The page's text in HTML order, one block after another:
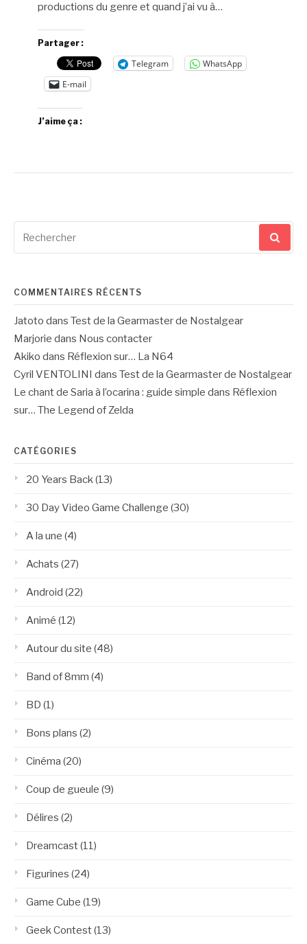
productions du genre et quand j’ai vu à…
Partager :
Telegram
WhatsApp
E-mail
J’aime ça :
pour
COMMENTAIRES RÉCENTS
Jatoto dans Test de la Gearmaster de Nostalgear
Marjorie dans Nous contacter
Akiko dans Réflexion sur… La N64
Cyril VENTOLINI dans Test de la Gearmaster de Nostalgear
Le chant de Saria à l’ocarina : guide simple dans Réflexion
sur… The Legend of Zelda
CATÉGORIES
20 Years Back(13)
30 Day Video Game Challenge (30)
A la une (4)
Achats (27)
Android (22)
Animé (12)
Autour du site (48)
Band of 8mm (4)
BD (1)
Bons plans (2)
Cinéma (20)
Coup de gueule (9)
Délires (2)
Dreamcast(11)
Figurines (24)
Game Cube (19)
Geek Contest(13)